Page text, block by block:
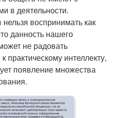
в деятельности.
воспринимать как
данность нашего
не радовать
практическому интеллекту,
появление множества